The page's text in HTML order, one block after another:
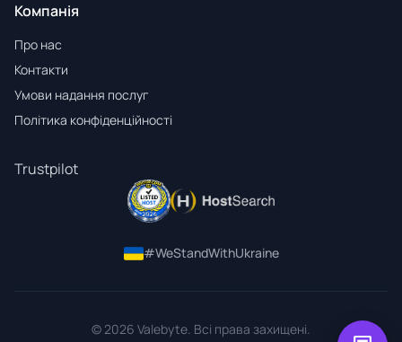
Компанія
Про нас
Контакти
Умови надання послуг
Політика конфіденційності
Trustpilot
#WeStandWithUkraine
© 2026 Valebyte. Всі права захищені.